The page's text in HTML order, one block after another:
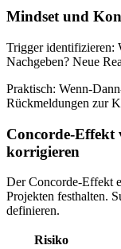
Mindset und
Trigger identifizieren:
Nachgeben? Neue
Praktisch:
Rückmeldungen zur
korrigieren
Der Concorde‑Effekt
Projekten festhalten.
definieren.
Risiko